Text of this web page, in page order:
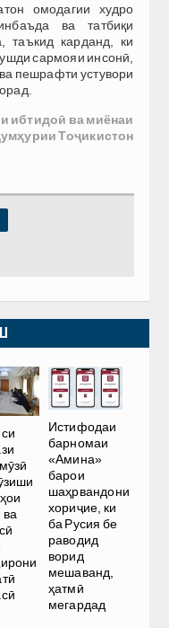
омодагии худро
ва татбиқи
таъкид карданд, ки
сармояи инсонӣ,
пешрафти устувори
ибтидоӣ ва миёнаи
Тоҷикистон
ва
Истифодаи
барномаи
«Амина»
барои
шаҳрвандони
хориҷие, ки
ба Русия бе
раводид
ворид
мешаванд,
ҳатмӣ
мегардад